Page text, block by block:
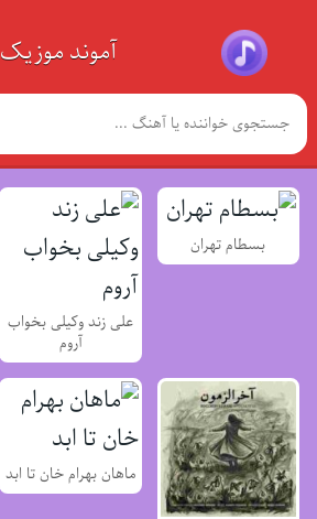
آموند موزیک
بسطام تهران
علی زند وکیلی بخواب
آروم
ماهان بهرام خان تا ابد